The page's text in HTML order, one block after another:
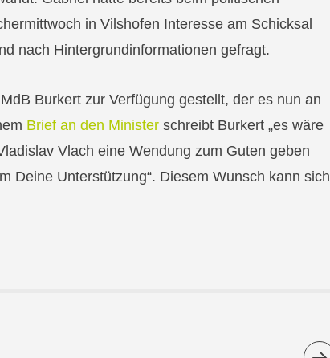
in Vilshofen Interesse am Schicksal
nach Hintergrundinformationen gefragt.
Burkert zur Verfügung gestellt, der es nun an
Brief an den Minister schreibt Burkert „es wäre
Vlach eine Wendung zum Guten geben
Deine Unterstützung“. Diesem Wunsch kann sich